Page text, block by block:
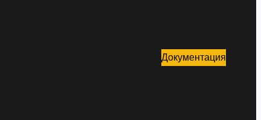
Документация